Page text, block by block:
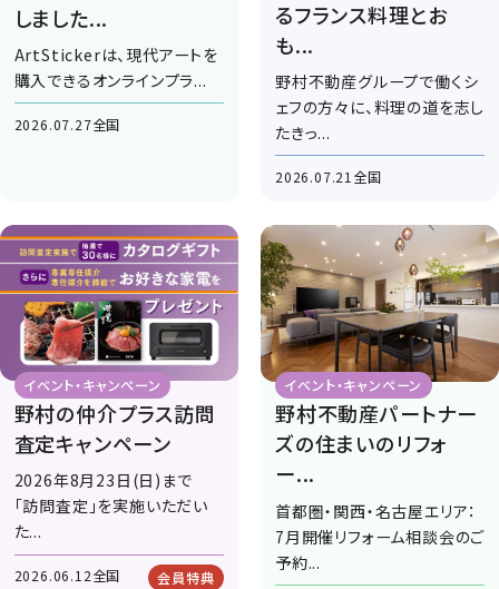
しました...
ArtStickerは、現代アートを
購入できるオンラインプラ...
2026.07.27全国
るフランス料理とお
も...
野村不動産グループで働くシ
ェフの方々に、料理の道を志し
たきっ...
2026.07.21 全国
イベント・キャンぺーン
野村の仲介プラス訪問
査定キャンペーン
2026年8月23日(日)まで
「訪問査定」を実施いただい
た...
2026.06.12全国 会員特典
イベント・キャンぺーン
野村不動産パートナー
ズの住まいのリフォ
ー...
首都圏・関西・名古屋エリア：
7月開催リフォーム相談会のご
予約...